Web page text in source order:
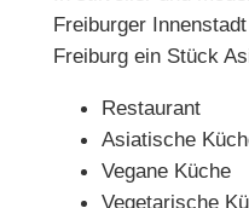
Freiburger
Freiburg ein Stück
Restaurant
Asiatische
Vegane Küche
Vegetarische